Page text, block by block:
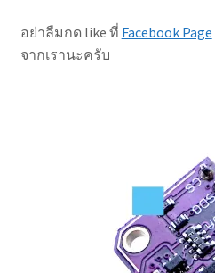
อย่าลืมกด like ที่ Facebook Page
จากเรานะครับ